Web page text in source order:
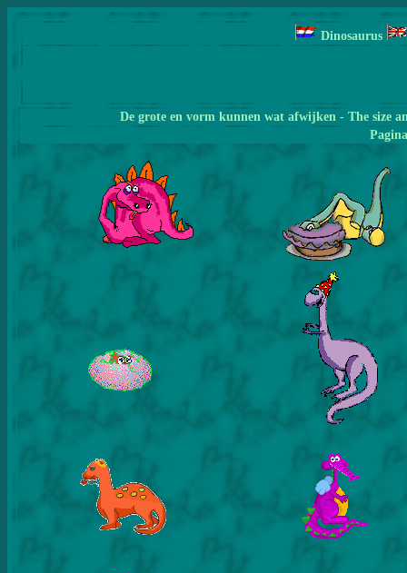
Dinosaurus
De grote en vorm kunnen wat afwijken - The size